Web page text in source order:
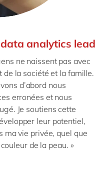
analytics lead
ne naissent pas avec
la société et la famille.
d’abord nous
erronées et nous
Je soutiens cette
leur potentiel,
ma vie privée, quel que
de la peau. »